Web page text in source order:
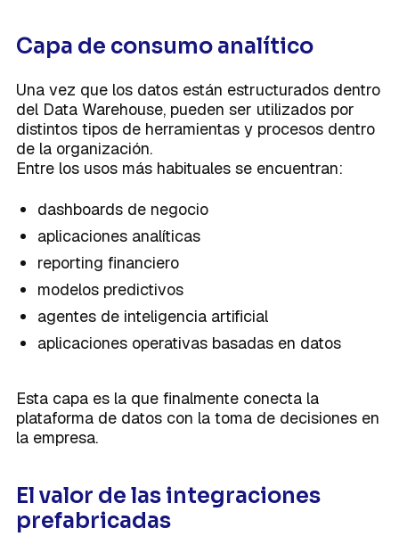
Capa de consumo analítico
Una vez que los datos están estructurados dentro
del Data Warehouse, pueden ser utilizados por
distintos tipos de herramientas y procesos dentro
de la organización.
Entre los usos más habituales se encuentran:
dashboards de negocio
aplicaciones analíticas
reporting financiero
modelos predictivos
agentes de inteligencia artificial
aplicaciones operativas basadas en datos
Esta capa es la que finalmente conecta la
plataforma de datos con la toma de decisiones en
la empresa.
El valor de las integraciones
prefabricadas